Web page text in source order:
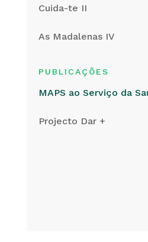
Cuida-te II
As Madalenas IV
PUBLICAÇÕES
MAPS ao Serviço da
Projecto Dar +